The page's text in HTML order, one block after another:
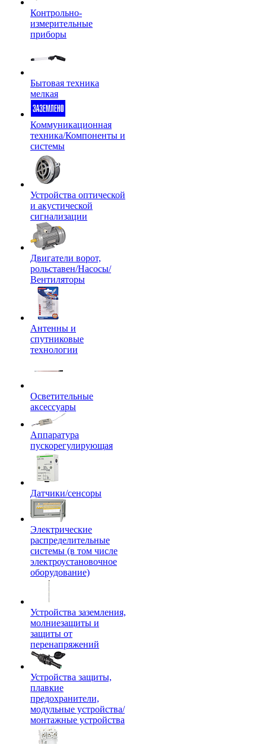
Контрольно-
измерительные
приборы
Бытовая техника
мелкая
Коммуникационная
техника/Компоненты и
системы
Устройства оптической
и акустической
сигнализации
Двигатели ворот,
рольставен/Насосы/
Вентиляторы
Антенны и
спутниковые
технологии
Осветительные
аксессуары
Аппаратура
пускорегулирующая
Датчики/сенсоры
Электрические
распределительные
системы (в том числе
электроустановочное
оборудование)
Устройства заземления,
молниезащиты и
защиты от
перенапряжений
Устройства защиты,
плавкие
предохранители,
модульные устройства/
монтажные устройства